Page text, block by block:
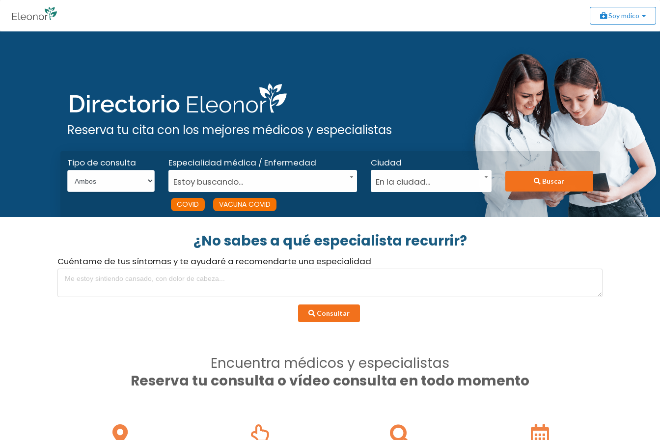
Soy mdico
Reserva tu cita con los mejores médicos y especialistas
Tipo de consulta
Especialidad médica / Enfermedad
Estoy buscando...
COVID VACUNA COVID
Ciudad
En la ciudad...
Buscar
¿No sabes a qué especialista recurrir?
Cuéntame de tus síntomas y te ayudaré a recomendarte una especialidad
Consultar
Encuentra médicos y especialistas
Reserva tu consulta o vídeo consulta en todo momento